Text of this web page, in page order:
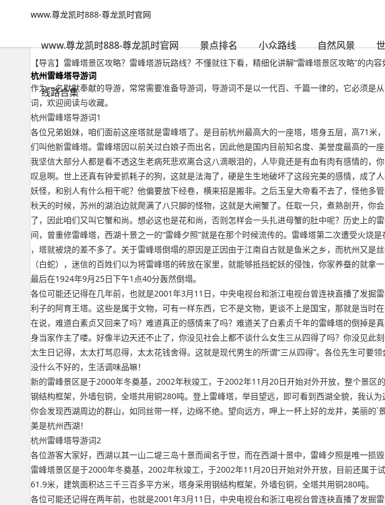
www.尊龙凯时888-尊龙凯时官网
www.尊龙凯时888-尊龙凯时官网 景点排名 小众路线 自然风景
线路合集
www.尊龙凯时888-尊龙凯时官网
雷峰塔景区攻略？雷峰塔游玩路线-www.尊龙凯时888
【导言】雷峰塔景区攻略？雷峰塔游玩路线？不懂就往下看，精细化讲解“雷峰塔景区攻略”的内容
杭州雷峰塔导游词
作为一名默默奉献的导游，常常需要准备导游词，导游词不是以一代百、千篇一律的，它必须
词，欢迎阅读与收藏。
杭州雷峰塔导游词1
各位兄弟姐妹，咱们面前这座塔就是雷峰塔了。是目前杭州最高大的一座塔，塔身五层，高71
们叫他新雷峰塔。雷峰塔因以前关过白娘子而出名，因此他是国内目前知名度、美誉度最高的一座
我坚信大部分人都是看不透这生老病死悲欢离合这八滴眼泪的，人毕竟还是有血有肉有感情的
叹息啊。世上还真有钟爱抓耗子的狗，这就是法海了，硬是生生地破坏了这段完美的感情，成
妖怪，和别人有什么相干呢？他偏要放下经卷，横来招是搬非。之后玉皇大帝看不去了，怪他
秋天的时候，苏州的湖泊边就爬满了八只脚的怪物，这就是大闸蟹了。任取一只，煮熟剖开，
了，因此咱们又叫它蟹和尚。想必这也是花和尚，否则怎样会一头扎进母蟹的肚中呢？历史上
间，曾重修雷峰塔，西湖十景之一的“雷峰夕照”就是在那个时候流传的。雷峰塔第二次遭受火烧
，塔就被烧的差不多了。关于雷峰塔倒塌的原因是正因由于江南自古就是鱼米之乡，而杭州又
（白蛇），迷信的百姓们以为将雷峰塔的砖放在家里，就能够抵挡蛇妖的侵蚀，你家养蚕的就
最后在1924年9月25日下午1点40分轰然倒塌。
各位可能还记得在几年前，也就是2001年3月11日，中央电视台和浙江电视台曾连袂直播了发
利子的阿育王塔。这些是属于文物，可有一样东西，它不是文物，更谈不上是国宝，那就是当
在说，难道白素贞又回来了吗？难道真正的感情来了吗？难道关了白素贞千年的雷峰塔的倒掉
身当家作主了喽。好像半边天还不止了，你没见社会上都不谈什么女生三从四得了吗？你没见
太生日记得，太太打骂忍得，太太花钱舍得。这就是现代男生的所谓“三从四得”。各位先生可要
没什么不好的，生活调味品嘛！
新的雷峰景区是于2000年冬奠基，2002年秋竣工，于2002年11月20日开始对外开放，整个景
钢结构框架，外墙包铜，全塔共用铜280吨。登上雷峰塔，举目望远，即可看到西湖全貌，我认
你会发现西湖周边的群山，如同丝带一样，边绵不绝。望向远方，呷上一杯上好的龙井，美丽
美是杭州西湖！
杭州雷峰塔导游词2
各位游客大家好，西湖以其一山二堤三岛十景而闻名于世，而在西湖十景中，雷峰夕照是唯一损
雷峰塔景区是于2000年冬奠基，2002年秋竣工，于2002年11月20日开始对外开放，目前还属
61.9米，建筑面积达三千三百多平方米，塔身采用钢结构框架，外墙包铜，全塔共用铜280吨。
各位可能还记得在两年前，也就是2001年3月11日，中央电视台和浙江电视台曾连袂直播了发